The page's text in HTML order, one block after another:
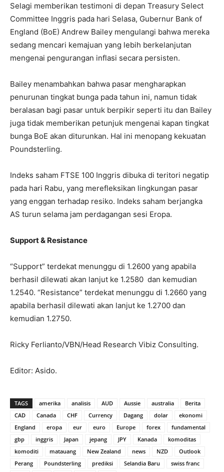
Selagi memberikan testimoni di depan Treasury Select
Committee Inggris pada hari Selasa, Gubernur Bank of
England (BoE) Andrew Bailey mengulangi bahwa mereka
sedang mencari kemajuan yang lebih berkelanjutan
mengenai pengurangan inflasi secara persisten.
Bailey menambahkan bahwa pasar mengharapkan
penurunan tingkat bunga pada tahun ini, namun tidak
beralasan bagi pasar untuk berpikir seperti itu dan Bailey
juga tidak memberikan petunjuk mengenai kapan tingkat
bunga BoE akan diturunkan. Hal ini menopang kekuatan
Poundsterling.
Indeks saham FTSE 100 Inggris dibuka di teritori negatip
pada hari Rabu, yang merefleksikan lingkungan pasar
yang enggan terhadap resiko. Indeks saham berjangka
AS turun selama jam perdagangan sesi Eropa.
Support & Resistance
“Support” terdekat menunggu di 1.2600 yang apabila
berhasil dilewati akan lanjut ke 1.2580 dan kemudian
1.2540. “Resistance” terdekat menunggu di 1.2660 yang
apabila berhasil dilewati akan lanjut ke 1.2700 dan
kemudian 1.2750.
Ricky Ferlianto/VBN/Head Research Vibiz Consulting.
Editor: Asido.
TAGS amerika analisis AUD Aussie australia
Berita
CAD
Canada CHF Currency Dagang dolar
ekonomi
England
eropa eur euro Europe forex
fundamental
gbp
inggris Japan jepang JPY Kanada
komoditas
komoditi
matauang New Zealand news NZD
Outlook
Perang
Poundsterling prediksi Selandia Baru
swiss franc